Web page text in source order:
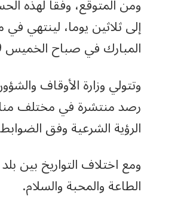
المبارك في صباح الخميس 19 مارس 2026، ما لم تؤكد الرؤية الشرعية للهلال غير ذلك
رصد منتشرة في مختلف
الرؤية الشرعية وفق
ومع اختلاف التواريخ بين
الطاعة والمحبة والسلام.